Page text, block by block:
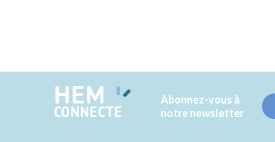
HEM
CONNECTE
Abonnez-vous à
notre newsletter